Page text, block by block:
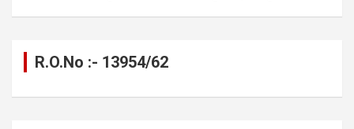
R.O.No :- 13954/62